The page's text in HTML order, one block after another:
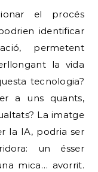
el procés
identificar
permetent
la vida
tecnologia?
a uns quants,
La imatge
la IA, podria ser
un ésser
mica… avorrit.